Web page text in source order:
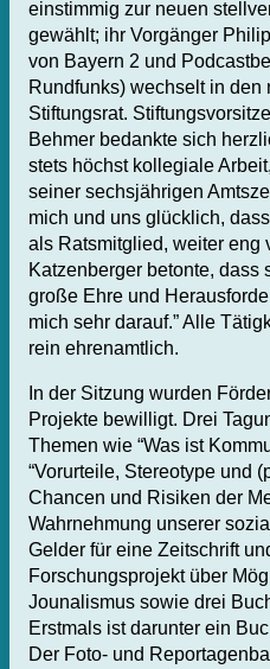
einstimmig zur neuen
gewählt; ihr Vorgänger
von Bayern 2 und
Rundfunks) wechselt in den
Stiftungsrat.
Behmer bedankte sich
stets höchst kollegiale
seiner sechsjährigen
mich und uns glücklich,
als Ratsmitglied, weiter eng
Katzenberger betonte, dass
große Ehre und
mich sehr darauf.” Alle
rein ehrenamtlich.
In der Sitzung wurden
Projekte bewilligt. Drei
Themen wie “Was ist
“Vorurteile, Stereotype und
Chancen und Risiken der
Wahrnehmung unserer
Gelder für eine Zeitschrift
Forschungsprojekt über
Jounalismus sowie drei
Erstmals ist darunter ein
Der Foto- und